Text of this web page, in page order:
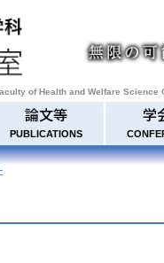
of Health and Welfare
論文等
PUBLICATIONS
学